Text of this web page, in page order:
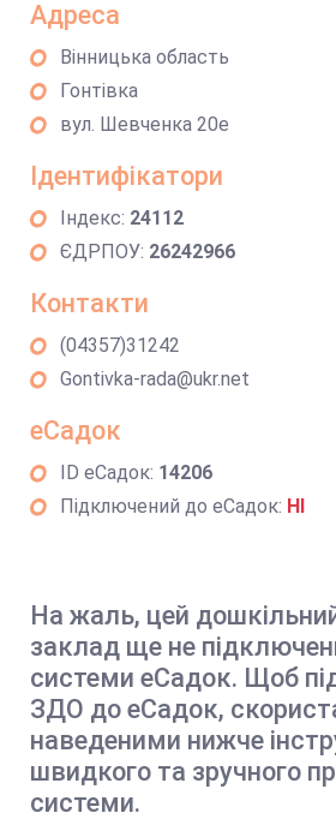
Адреса
Вінницька область
Гонтівка
вул. Шевченка 20е
Ідентифікатори
Індекс: 24112
ЄДРПОУ: 26242966
Контакти
(04357)31242
Gontivka-rada@ukr.net
еСадок
ID еСадок: 14206
Підключений до еСадок: НІ
На жаль, цей
заклад ще не
системи еСадок. Щоб
ЗДО до еСадок,
наведеними нижче
швидкого та зручного
системи.